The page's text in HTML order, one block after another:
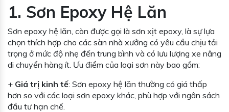
1. Sơn Epoxy Hệ Lăn
Sơn epoxy hệ lăn, còn được gọi là sơn xịt epoxy, là sự lựa
chọn thích hợp cho các sàn nhà xưởng có yêu cầu chịu tải
trọng ở mức độ nhẹ đến trung bình và có lưu lượng xe nâng
di chuyển hàng ít. Ưu điểm của loại sơn này bao gồm:
+ Giá trị kinh tế: Sơn epoxy hệ lăn thường có giá thấp
hơn so với các loại sơn epoxy khác, phù hợp với ngân sách
đầu tư hạn chế.